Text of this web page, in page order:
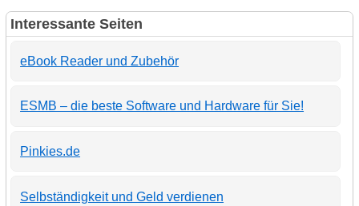
Interessante Seiten
eBook Reader und Zubehör
ESMB – die beste Software und Hardware für Sie!
Pinkies.de
Selbständigkeit und Geld verdienen